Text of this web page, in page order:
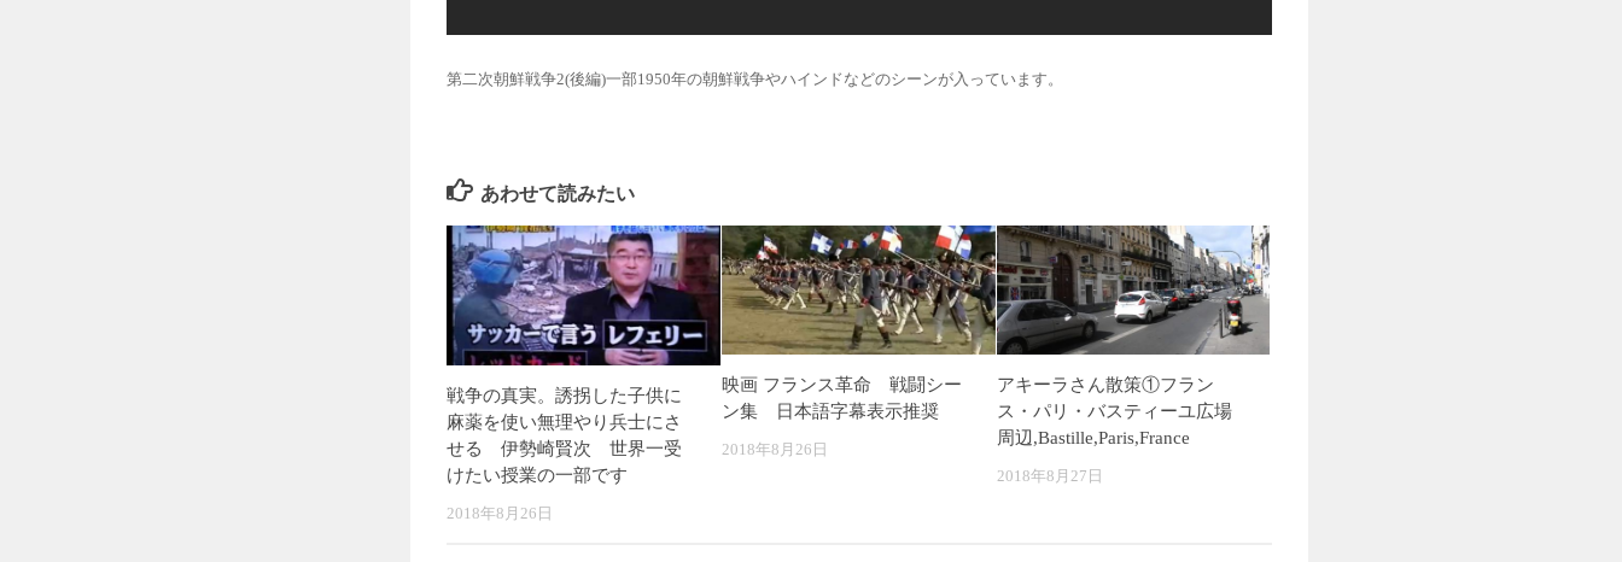
第二次朝鮮戦争2(後編)一部1950年の朝鮮戦争やハインドなどのシーンが入っています。
あわせて読みたい
戦争の真実。誘拐した子供に
麻薬を使い無理やり兵士にさ
せる 伊勢崎賢次 世界一受
けたい授業の一部です
2018年8月26日
映画 フランス革命 戦闘シー
ン集 日本語字幕表示推奨
2018年8月26日
アキーラさん散策①フラン
ス・パリ・バスティーユ広場
周辺,Bastille,Paris,France
2018年8月27日